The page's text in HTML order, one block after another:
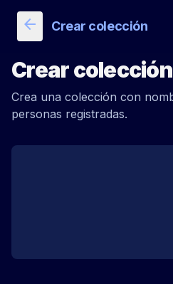
arrow_back Crear colección
Crear colección
Crea una colección con
personas registradas.